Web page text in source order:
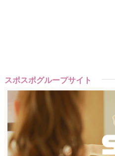
スポスポグループサイト